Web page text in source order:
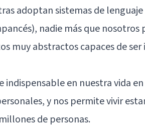
adoptan sistemas de
nadie más que nosotros
muy abstractos capaces de
indispensable en nuestra vida
y nos permite vivir
de personas.